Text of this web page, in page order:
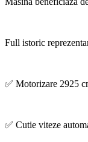
Full istoric
✅ Motorizare 2925
✅ Cutie viteze